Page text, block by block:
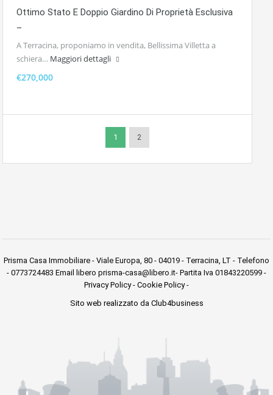
Ottimo Stato E Doppio Giardino Di Proprietà Esclusiva
–
A Terracina, proponiamo in vendita, Bellissima Villetta a
schiera… Maggiori dettagli
€270,000
1 2
Prisma Casa Immobiliare - Viale Europa, 80 - 04019 - Terracina, LT - Telefono
- 0773724483 Email libero prisma-casa@libero.it- Partita Iva 01843220599 -
Privacy Policy- Cookie Policy-
Sito web realizzato da Club4business